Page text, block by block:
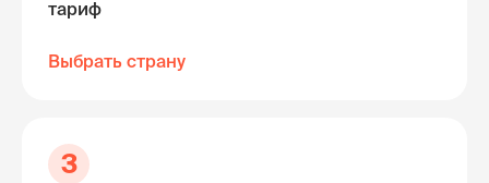
тариф
Выбрать страну
3